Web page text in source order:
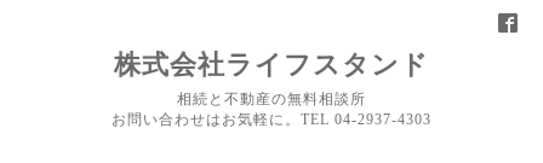
株式会社ライフスタンド
相続と不動産の無料相談所
お問い合わせはお気軽に。TEL 04-2937-4303